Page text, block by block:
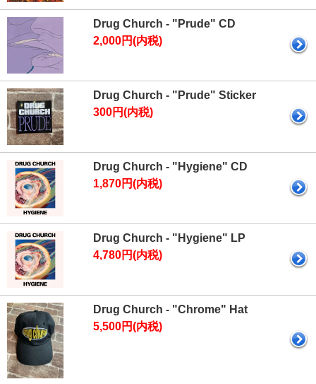
Drug Church - "Prude" CD
2,000円(内税)
Drug Church - "Prude" Sticker
300円(内税)
Drug Church - "Hygiene" CD
1,870円(内税)
Drug Church - "Hygiene" LP
4,780円(内税)
Drug Church - "Chrome" Hat
5,500円(内税)